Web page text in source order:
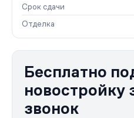
Срок сдачи
Отделка
Бесплатно
новостройку
звонок